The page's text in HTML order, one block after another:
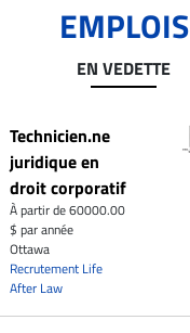
EMPLOIS
EN VEDETTE
Technicien.ne
juridique en
droit corporatif
À partir de 60000.00
$ par année
Ottawa
Recrutement Life
After Law